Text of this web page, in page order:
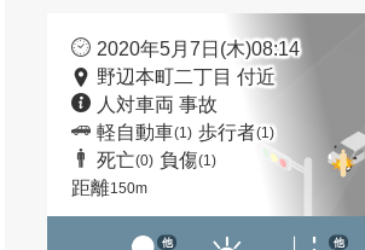
2020年5月7日(木)08:14
野辺本町二丁目 付近
人対車両 事故
軽自動車(1) 歩行者(1)
死亡(0) 負傷(1)
距離150m
他 他